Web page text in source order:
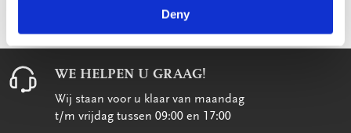
Deny
WE HELPEN U GRAAG!
Wij staan voor u klaar van maandag
t/m vrijdag tussen 09:00 en 17:00